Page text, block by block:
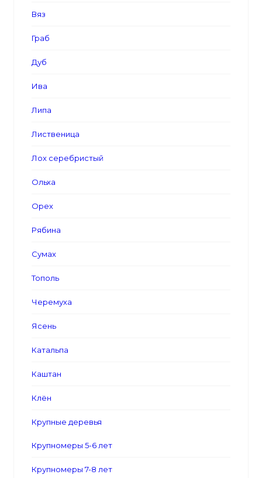
Вяз
Граб
Дуб
Ива
Липа
Лиственица
Лох серебристый
Ольха
Орех
Рябина
Сумах
Тополь
Черемуха
Ясень
Катальпа
Каштан
Клён
Крупные деревья
Крупномеры 5-6 лет
Крупномеры 7-8 лет